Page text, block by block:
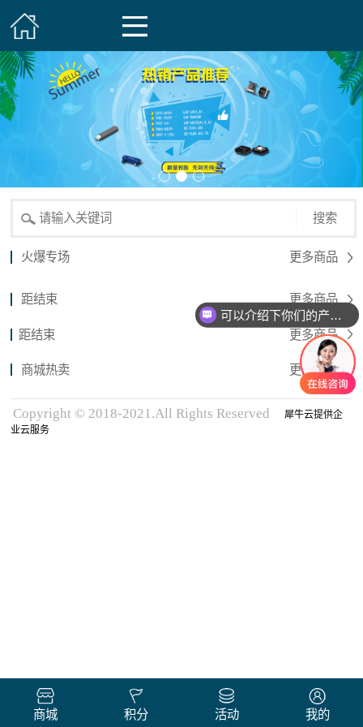
搜索
火爆专场 更多商品
距结束 更多商品
距结束 更多商品
商城热卖 更多商品
Copyright © 2018-2021.All Rights Reserved
犀牛云提供企
业云服务
商城 积分 活动 我的